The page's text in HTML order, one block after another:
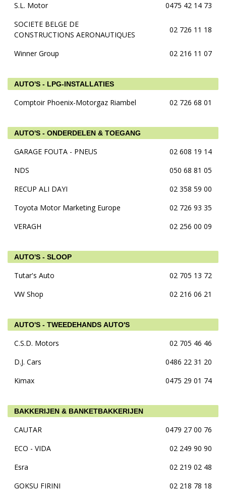
S.L. Motor
0475 42 14 73
SOCIETE BELGE DE
CONSTRUCTIONS AERONAUTIQUES
02 726 11 18
Winner Group 02 216 11 07
AUTO'S - LPG-INSTALLATIES
Comptoir Phoenix-Motorgaz Riambel 02 726 68 01
AUTO'S - ONDERDELEN & TOEGANG
GARAGE FOUTA - PNEUS
02 608 19 14
NDS
050 68 81 05
RECUP ALI DAYI
02 358 59 00
Toyota Motor Marketing Europe
02 726 93 35
VERAGH
02 256 00 09
AUTO'S - SLOOP
Tutar's Auto
02 705 13 72
VW Shop
02 216 06 21
AUTO'S - TWEEDEHANDS AUTO'S
C.S.D. Motors
02 705 46 46
D.J. Cars
0486 22 31 20
Kimax
0475 29 01 74
BAKKERIJEN & BANKETBAKKERIJEN
CAUTAR
0479 27 00 76
ECO - VIDA
02 249 90 90
Esra
02 219 02 48
GOKSU FIRINI
02 218 78 18